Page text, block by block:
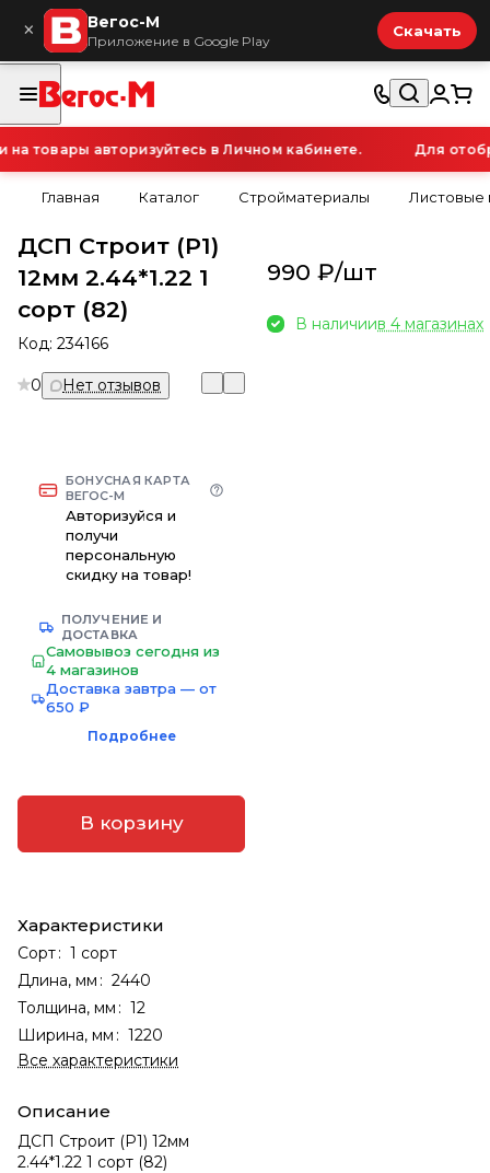
× Вегос-М
Приложение в Google Play
Скачать
товары авторизуйтесь в Личном кабинете. Для
Главная Каталог Стройматериалы Листовые
ДСП Строит (Р1)
12мм 2.44*1.22 1
сорт (82)
Код: 234166
0 Нет отзывов
БОНУСНАЯ КАРТА
ВЕГОС-М
Авторизуйся и
получи
персональную
скидку на товар!
ПОЛУЧЕНИЕ И
ДОСТАВКА
Самовывоз сегодня из
4 магазинов
Доставка завтра — от
650 ₽
Подробнее
В корзину
Характеристики
Сорт: 1 сорт
Длина, мм : 2440
Толщина, мм : 12
Ширина, мм : 1220
Все характеристики
Описание
ДСП Строит (Р1) 12мм
2.44*1.22 1 сорт (82)
990 ₽/шт
В наличиив 4 магазинах